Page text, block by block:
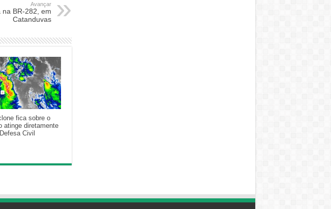
Avançar
BR-282, em
Catanduvas
fica sobre o
atinge diretamente
Civil